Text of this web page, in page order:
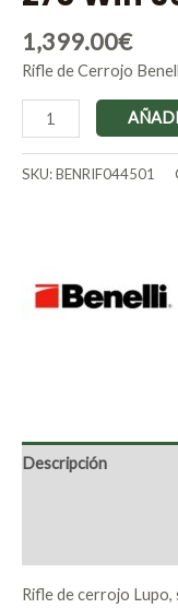
1,399.00€
Rifle de Cerrojo
SKU:BENRIF044501
Descripción
Rifle de cerrojo Lupo,